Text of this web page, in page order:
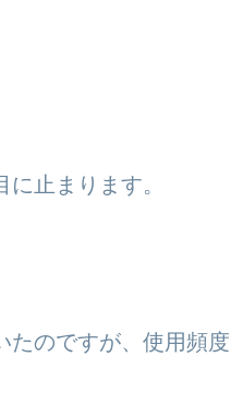
止まります。
たのですが、使用頻度